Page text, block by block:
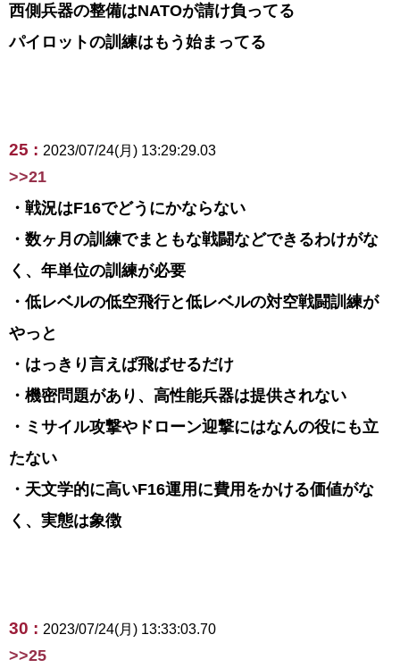
西側兵器の整備はNATOが請け負ってる
パイロットの訓練はもう始まってる
25 : 2023/07/24(月) 13:29:29.03
>>21
・戦況はF16でどうにかならない
・数ヶ月の訓練でまともな戦闘などできるわけがな
く、年単位の訓練が必要
・低レベルの低空飛行と低レベルの対空戦闘訓練が
やっと
・はっきり言えば飛ばせるだけ
・機密問題があり、高性能兵器は提供されない
・ミサイル攻撃やドローン迎撃にはなんの役にも立
たない
・天文学的に高いF16運用に費用をかける価値がな
く、実態は象徴
30 : 2023/07/24(月) 13:33:03.70
>>25